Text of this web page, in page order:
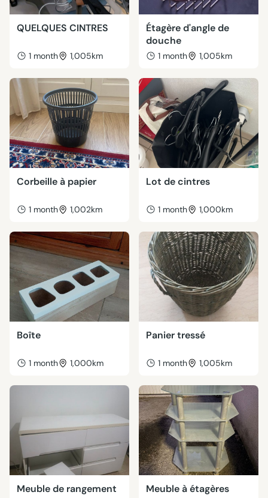
QUELQUES CINTRES
1 month 1,005km
Étagère d'angle de
douche
1 month 1,005km
Corbeille à papier
1 month 1,002km
Lot de cintres
1 month 1,000km
Boîte
1 month 1,000km
Panier tressé
1 month 1,005km
Meuble de rangement Meuble à étagères